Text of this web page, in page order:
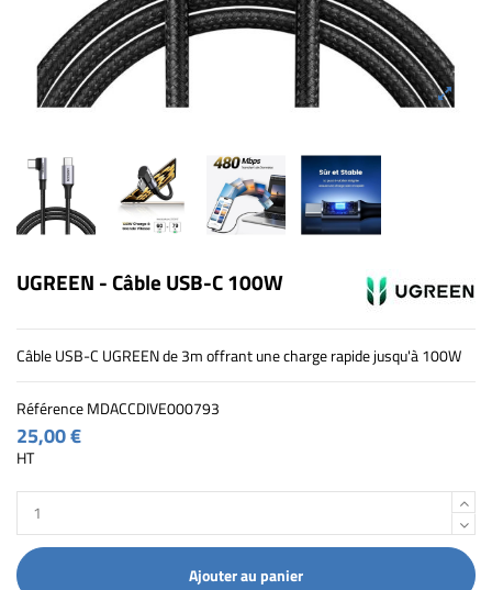
UGREEN - Câble USB-C 100W
Câble USB-C UGREEN de 3m offrant une charge rapide jusqu'à 100W
RéférenceMDACCDIVE000793
25,00 €
HT
Ajouter au panier